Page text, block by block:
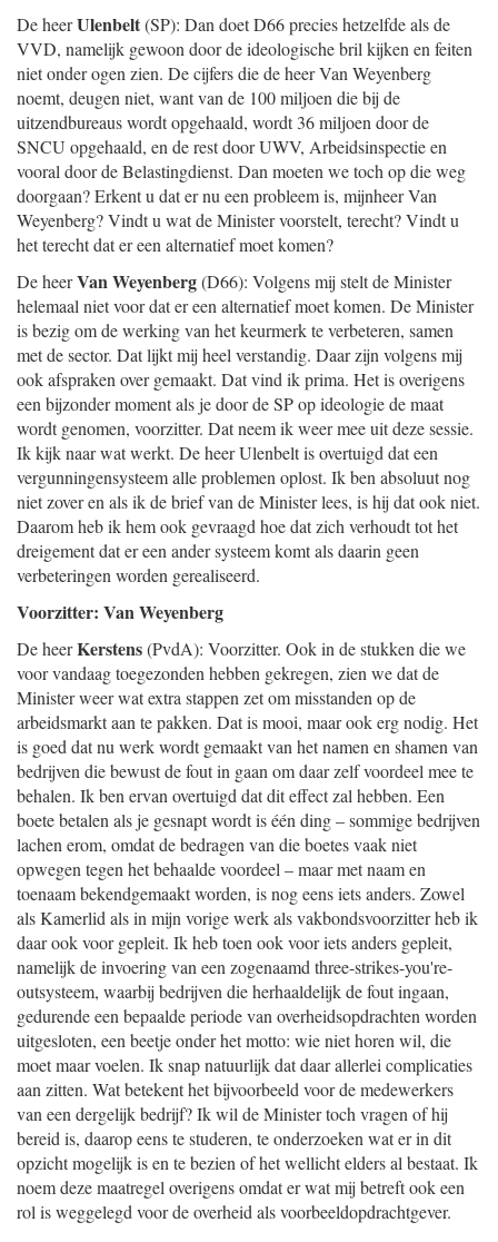
De heerUlenbelt(SP): Dan doet D66 precies hetzelfde als de
VVD, namelijk gewoon door de ideologische bril kijken en feiten
niet onder ogen zien. De cijfers die de heer Van Weyenberg
noemt, deugen niet, want van de 100 miljoen die bij de
uitzendbureaus wordt opgehaald, wordt 36 miljoen door de
SNCU opgehaald, en de rest door UWV, Arbeidsinspectie en
vooral door de Belastingdienst. Dan moeten we toch op die weg
doorgaan? Erkent u dat er nu een probleem is, mijnheer Van
Weyenberg? Vindt u wat de Minister voorstelt, terecht? Vindt u
het terecht dat er een alternatief moet komen?
De heerVan Weyenberg(D66): Volgens mij stelt de Minister
helemaal niet voor dat er een alternatief moet komen. De Minister
is bezig om de werking van het keurmerk te verbeteren, samen
met de sector. Dat lijkt mij heel verstandig. Daar zijn volgens mij
ook afspraken over gemaakt. Dat vind ik prima. Het is overigens
een bijzonder moment als je door de SP op ideologie de maat
wordt genomen, voorzitter. Dat neem ik weer mee uit deze sessie.
Ik kijk naar wat werkt. De heer Ulenbelt is overtuigd dat een
vergunningensysteem alle problemen oplost. Ik ben absoluut nog
niet zover en als ik de brief van de Minister lees, is hij dat ook niet.
Daarom heb ik hem ook gevraagd hoe dat zich verhoudt tot het
dreigement dat er een ander systeem komt als daarin geen
verbeteringen worden gerealiseerd.
Voorzitter: Van Weyenberg
De heerKerstens(PvdA): Voorzitter. Ook in de stukken die we
voor vandaag toegezonden hebben gekregen, zien we dat de
Minister weer wat extra stappen zet om misstanden op de
arbeidsmarkt aan te pakken. Dat is mooi, maar ook erg nodig. Het
is goed dat nu werk wordt gemaakt van het namen en shamen van
bedrijven die bewust de fout in gaan om daar zelf voordeel mee te
behalen. Ik ben ervan overtuigd dat dit effect zal hebben. Een
boete betalen als je gesnapt wordt is één ding – sommige bedrijven
lachen erom, omdat de bedragen van die boetes vaak niet
opwegen tegen het behaalde voordeel – maar met naam en
toenaam bekendgemaakt worden, is nog eens iets anders. Zowel
als Kamerlid als in mijn vorige werk als vakbondsvoorzitter heb ik
daar ook voor gepleit. Ik heb toen ook voor iets anders gepleit,
namelijk de invoering van een zogenaamd three-strikes-you're-
outsysteem, waarbij bedrijven die herhaaldelijk de fout ingaan,
gedurende een bepaalde periode van overheidsopdrachten worden
uitgesloten, een beetje onder het motto: wie niet horen wil, die
moet maar voelen. Ik snap natuurlijk dat daar allerlei complicaties
aan zitten. Wat betekent het bijvoorbeeld voor de medewerkers
van een dergelijk bedrijf? Ik wil de Minister toch vragen of hij
bereid is, daarop eens te studeren, te onderzoeken wat er in dit
opzicht mogelijk is en te bezien of het wellicht elders al bestaat. Ik
noem deze maatregel overigens omdat er wat mij betreft ook een
rol is weggelegd voor de overheid als voorbeeldopdrachtgever.